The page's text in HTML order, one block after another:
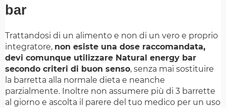
bar
Trattandosi di un alimento e non di un vero e proprio
integratore, non esiste una dose raccomandata,
devi comunque utilizzare Natural energy bar
secondo criteri di buon senso, senza mai sostituire
la barretta alla normale dieta e neanche
parzialmente. Inoltre non assumere più di 3 barrette
al giorno e ascolta il parere del tuo medico per un uso